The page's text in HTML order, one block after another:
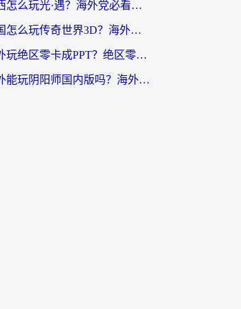
巴西怎么玩光·遇？海外党必看的国服游戏加速器选择指南（附3款热门游戏实测）
泰国怎么玩传奇世界3D？海外党国服游戏加速终极指南（附非洲欧洲热门游戏解决方案）
海外玩绝区零卡成PPT？绝区零加速器免费的推荐+实用技巧，附墨西哥玩谁是卧底美国玩和平精英攻略
国外能玩阴阳师国内版吗？海外党亲测有效的国服游戏加速指南